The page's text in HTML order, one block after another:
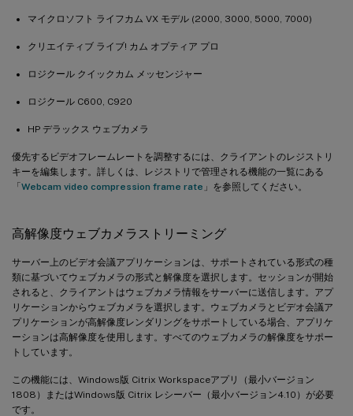
マイクロソフト ライフカム VX モデル (2000, 3000, 5000, 7000)
クリエイティブ ライブ! カム オプティア プロ
ロジクール クイックカム メッセンジャー
ロジクール C600, C920
HP デラックス ウェブカメラ
優先するビデオフレームレートを調整するには、クライアントのレジストリ
キーを編集します。詳しくは、レジストリで管理される機能の一覧にある
「Webcam video compression frame rate 」を参照してください。
高解像度ウェブカメラストリーミング
サーバー上のビデオ会議アプリケーションは、サポートされている形式の種
類に基づいてウェブカメラの形式と解像度を選択します。セッションが開始
されると、クライアントはウェブカメラ情報をサーバーに送信します。アプ
リケーションからウェブカメラを選択します。ウェブカメラとビデオ会議ア
プリケーションが高解像度レンダリングをサポートしている場合、アプリケ
ーションは高解像度を使用します。すべてのウェブカメラの解像度をサポー
トしています。
この機能には、Windows版 Citrix Workspaceアプリ（最小バージョン
1808）またはWindows版 Citrix レシーバー（最小バージョン4.10）が必要
です。